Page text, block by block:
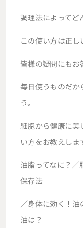
調理法によってど
この使い方は正し
皆様の疑問にもお
毎日使うものだか
う。
細胞から健康に美
い方をお教えしま
油脂ってなに？／
保存法
／身体に効く！油
油は？